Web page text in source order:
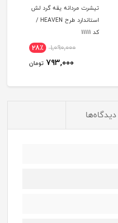
تیشرت مردانه یقه گرد لش
استاندارد طرح HEAVEN /
کد 11111
1,090,000 28٪
793,000 تومان
دیدگاه‌ها